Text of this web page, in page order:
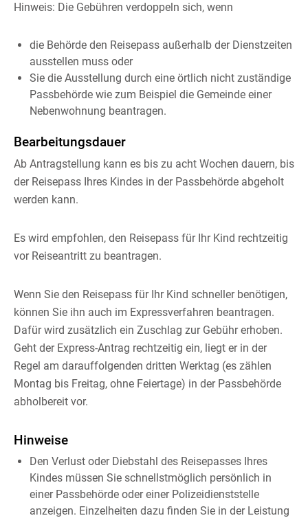
Hinweis: Die Gebühren verdoppeln sich, wenn
die Behörde den Reisepass außerhalb der Dienstzeiten
ausstellen muss oder
Sie die Ausstellung durch eine örtlich nicht zuständige
Passbehörde wie zum Beispiel die Gemeinde einer
Nebenwohnung beantragen.
Bearbeitungsdauer
Ab Antragstellung kann es bis zu acht Wochen dauern, bis
der Reisepass Ihres Kindes in der Passbehörde abgeholt
werden kann.
Es wird empfohlen, den Reisepass für Ihr Kind rechtzeitig
vor Reiseantritt zu beantragen.
Wenn Sie den Reisepass für Ihr Kind schneller benötigen,
können Sie ihn auch im Expressverfahren beantragen.
Dafür wird zusätzlich ein Zuschlag zur Gebühr erhoben.
Geht der Express-Antrag rechtzeitig ein, liegt er in der
Regel am darauffolgenden dritten Werktag (es zählen
Montag bis Freitag, ohne Feiertage) in der Passbehörde
abholbereit vor.
Hinweise
Den Verlust oder Diebstahl des Reisepasses Ihres
Kindes müssen Sie schnellstmöglich persönlich in
einer Passbehörde oder einer Polizeidienststelle
anzeigen. Einzelheiten dazu finden Sie in der Leistung